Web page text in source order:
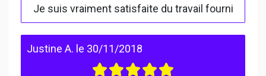
Je suis vraiment satisfaite du travail fourni
Justine A. le 30/11/2018